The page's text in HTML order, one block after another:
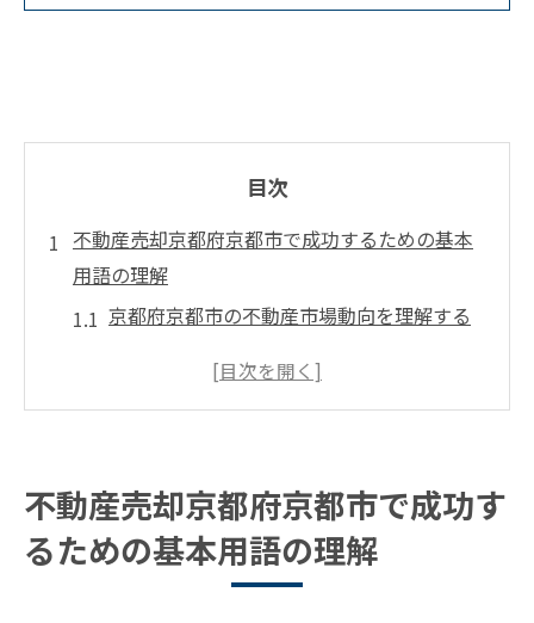
目次
不動産売却京都府京都市で成功するための基本
用語の理解
京都府京都市の不動産市場動向を理解する
不動産売却のプロセスと重要なステップ
不動産売却時の契約に関する基本知識
京都府京都市の不動産売却特有の法律とその影
不動産売却京都府京都市で成功す
るための基本用語の理解